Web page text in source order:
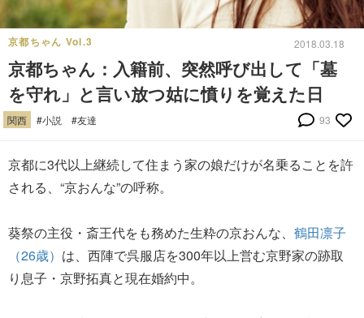
京都ちゃん Vol.3 2018.03.18
京都ちゃん：入籍前、突然呼び出して「墓
を守れ」と言い放つ姑に憤りを覚えた日
関西 #小説 #友達 93
京都に3代以上継続して住まう家の娘だけが名乗ることを許
される、“京おんな”の呼称。
葵祭の主役・斎王代をも務めた生粋の京おんな、 鶴田凛子
（26歳） は、西陣で呉服店を300年以上営む京野家の跡取
り息子・京野拓真と現在婚約中。